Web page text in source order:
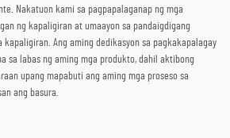
Nakatuon kami sa pagpapalaganap ng mga
ng kapaligiran at umaayon sa pandaigdigang
kapaligiran. Ang aming dedikasyon sa pagkakapalagay
sa labas ng aming mga produkto, dahil aktibong
upang mapabuti ang aming mga proseso sa
ang basura.